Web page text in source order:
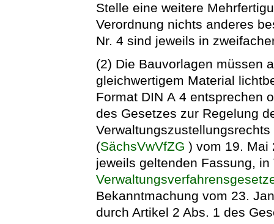
Stelle eine weitere
Verordnung nichts anderes
Nr. 4 sind jeweils in
(2) Die Bauvorlagen müssen
gleichwertigem Material
Format DIN A 4 entsprechen
des Gesetzes zur Regelung
(SächsVwVfZG ) vom 19. Mai
jeweils geltenden Fassung,
Bekanntmachung vom 23.
durch Artikel 2 Abs. 1 des